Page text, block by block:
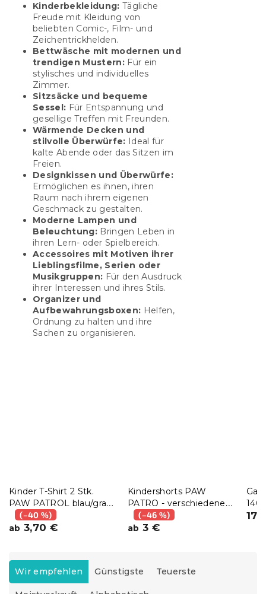
Kinderbekleidung: Tägliche
Freude mit Kleidung von
beliebten Comic-, Film- und
Zeichentrickhelden.
Bettwäsche mit modernen und
trendigen Mustern: Für ein
stylisches und individuelles
Zimmer.
Sitzsäcke und bequeme
Sessel: Für Entspannung und
gesellige Treffen mit Freunden.
Wärmende Decken und
stilvolle Überwürfe: Ideal für
kalte Abende oder das Sitzen im
Freien.
Designkissen und Überwürfe:
Ermöglichen es ihnen, ihren
Raum nach ihrem eigenen
Geschmack zu gestalten.
Moderne Lampen und
Beleuchtung: Bringen Leben in
ihren Lern- oder Spielbereich.
Accessoires mit Motiven ihrer
Lieblingsfilme, Serien oder
Musikgruppen: Für den Ausdruck
ihrer Interessen und ihres Stils.
Organizer und
Aufbewahrungsboxen: Helfen,
Ordnung zu halten und ihre
Sachen zu organisieren.
Kinder T-Shirt 2 Stk.
PAW PATROL blau/grau
- verschiedene Größen
(–40 %)
ab 3,70 €
Kindershorts PAW
PATRO - verschiedene
Größen, grau
(–46 %)
ab 3 €
140
P
o
Wir empfehlen Günstigste Teuerste